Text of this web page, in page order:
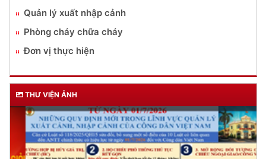
Quản lý xuất nhập cảnh
Phòng cháy chữa cháy
Đơn vị thực hiện
THƯ VIỆN ẢNH